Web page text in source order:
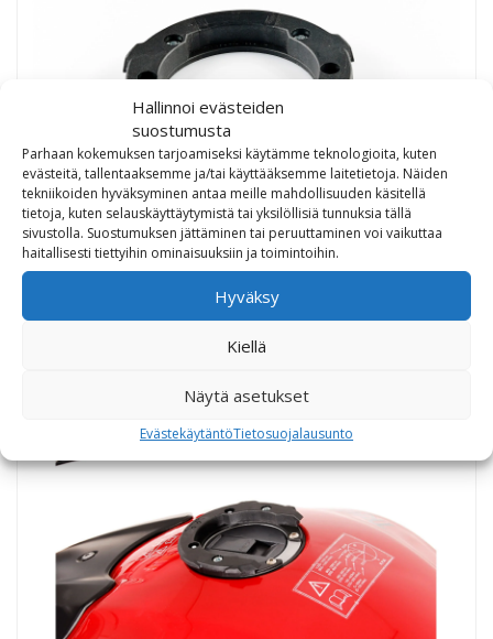
Hallinnoi evästeiden
suostumusta
Parhaan kokemuksen tarjoamiseksi käytämme teknologioita, kuten
evästeitä, tallentaaksemme ja/tai käyttääksemme laitetietoja. Näiden
tekniikoiden hyväksyminen antaa meille mahdollisuuden käsitellä
tietoja, kuten selauskäyttäytymistä tai yksilöllisiä tunnuksia tällä
sivustolla. Suostumuksen jättäminen tai peruuttaminen voi vaikuttaa
haitallisesti tiettyihin ominaisuuksiin ja toimintoihin.
Hyväksy
Kiellä
Näytä asetukset
EvästekäytäntöTietosuojalausunto
EVO tankkilaukun kiinnike BMW F650ST/Funduro 5
ruuvia
30,40€